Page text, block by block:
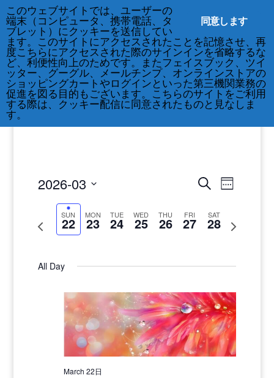
212-677-8621 info@crsny.org
Events
and
Views
SearchEvents
Views
Week
2026-03
Previous
SUN
22 MON
23 TUE
24 WED
25 THU
26 FRI
27 SAT
28
Next
All Day
March 22日
同意します
このウェブサイトでは、ユーザーの
端末（コンピュータ、携帯電話、タ
ブレット）にクッキーを送信してい
ます。このサイトにアクセスされたことを記憶させ、再
度こちらにアクセスされた際のサインインを省略するな
ど、利便性向上のためです。またフェイスブック、ツイ
ッター、グーグル、メールチンプ、オンラインストアの
ショッピングカートやログインといった第三機関業務の
促進を図る目的もございます。こちらのサイトをご利用
する際は、クッキー配信に同意されたものと見なしま
す。